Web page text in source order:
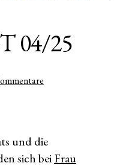
04/25
und die
sich beiFrau